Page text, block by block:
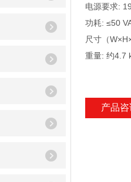
电源要求:
功耗: ≤50
尺寸（
重量: 约4.7
产品